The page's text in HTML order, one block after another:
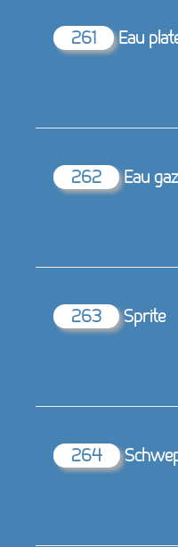
261
Eau
262
Eau
263
Sprite
264